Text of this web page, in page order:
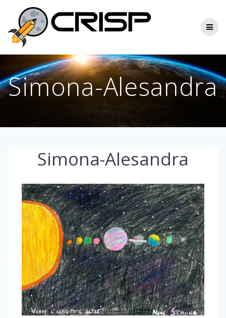
to
content
Simona-Alesandra
Simona-Alesandra